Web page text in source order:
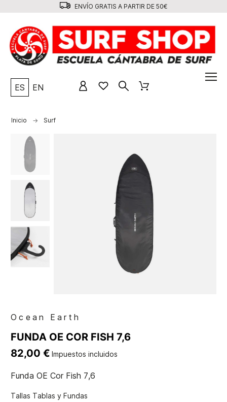
ENVÍO GRATIS A PARTIR DE 50€
ES EN
Inicio Surf
Ocean Earth
FUNDA OE COR FISH 7,6
82,00 € Impuestos incluidos
Funda OE Cor Fish 7,6
Tallas Tablas y Fundas